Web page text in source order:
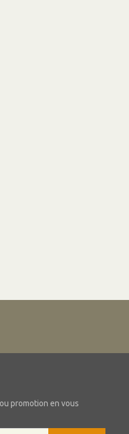
promotion en vous